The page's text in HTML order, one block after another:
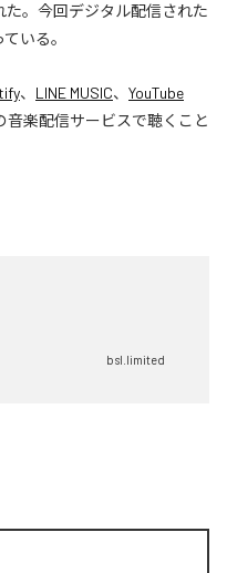
た。今回デジタル配信された
いる。
、 LINE MUSIC、 YouTube
音楽配信サービスで聴くこと
bsl.limited